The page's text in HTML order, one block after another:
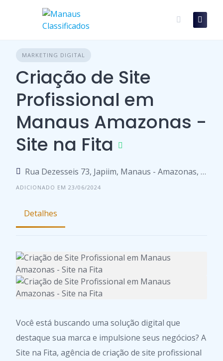
MARKETING DIGITAL
Criação de Site
Profissional em
Manaus Amazonas -
Site na Fita
Rua Dezesseis 73, Japiim, Manaus - Amazonas, 69000-000, Brasil
ADICIONADO EM 23/06/2024
Detalhes
Você está buscando uma solução digital que
destaque sua marca e impulsione seus negócios? A
Site na Fita, agência de criação de site profissional